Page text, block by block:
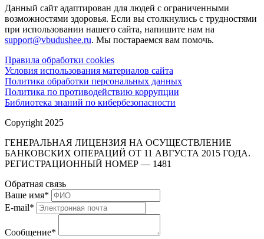
Данный сайт адаптирован для людей с ограниченными
возможностями здоровья. Если вы столкнулись с трудностями
при использовании нашего сайта, напишите нам на
support@vbudushee.ru. Мы постараемся вам помочь.
Правила обработки cookies
Условия использования материалов сайта
Политика обработки персональных данных
Политика по противодействию коррупции
Библиотека знаний по кибербезопасности
Copyright 2025
ГЕНЕРАЛЬНАЯ ЛИЦЕНЗИЯ НА ОСУЩЕСТВЛЕНИЕ
БАНКОВСКИХ ОПЕРАЦИЙ ОТ 11 АВГУСТА 2015 ГОДА.
РЕГИСТРАЦИОННЫЙ НОМЕР — 1481
Обратная связь
Ваше имя*
E-mail*
Сообщение*